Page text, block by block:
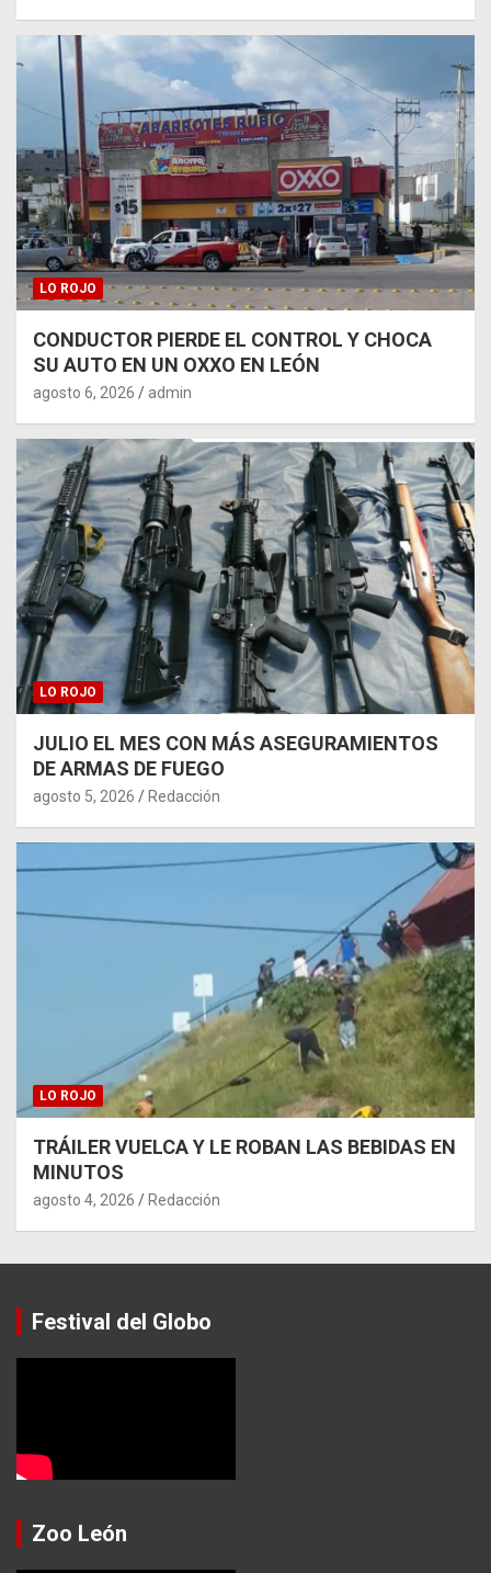
LO ROJO
CONDUCTOR PIERDE EL CONTROL Y CHOCA
SU AUTO EN UN OXXO EN LEÓN
agosto 6, 2026 admin
LO ROJO
JULIO EL MES CON MÁS ASEGURAMIENTOS
DE ARMAS DE FUEGO
agosto 5, 2026 Redacción
LO ROJO
TRÁILER VUELCA Y LE ROBAN LAS BEBIDAS EN
MINUTOS
agosto 4, 2026 Redacción
Festival del Globo
Zoo León